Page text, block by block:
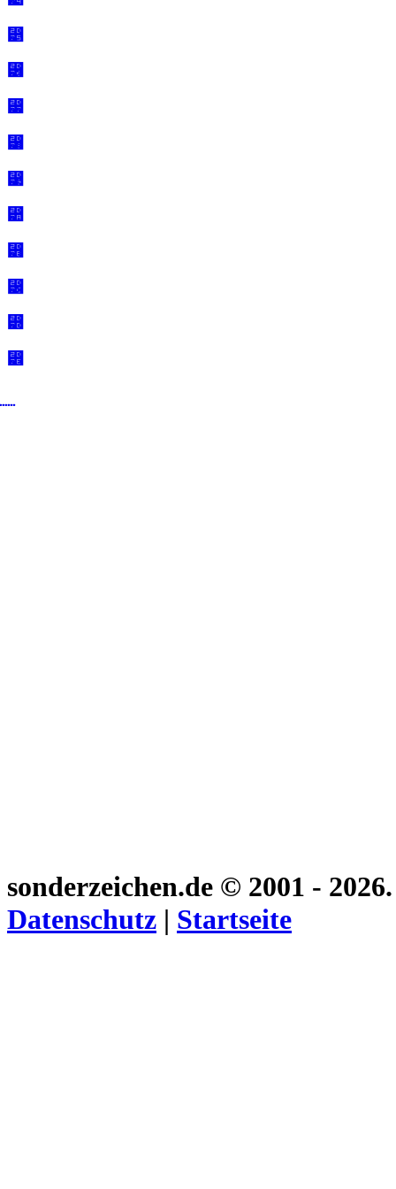
⵵
⵶
⵷
⵸
⵹
⵺
⵻
⵼
⵽
⵾
sonderzeichen.de © 2001 -
Datenschutz | Startseite